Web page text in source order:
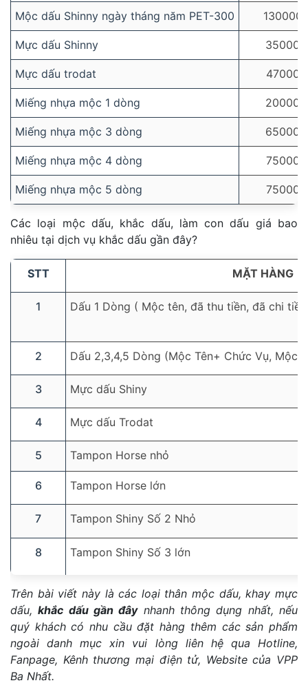
Mộc dấu Shinny ngày tháng năm PET-300 130000
Mực dấu Shinny 35000
Mực dấu trodat 47000
Miếng nhựa mộc 1 dòng 20000
Miếng nhựa mộc 3 dòng 65000
Miếng nhựa mộc 4 dòng 75000
Miếng nhựa mộc 5 dòng 75000
Các loại mộc dấu, khắc dấu, làm con dấu giá bao
nhiêu tại dịch vụ khắc dấu gần đây?
STT MẶT HÀNG
1 Dấu 1 Dòng ( Mộc tên, đã thu tiền, đã chi
2 Dấu 2,3,4,5 Dòng (Mộc Tên+ Chức Vụ, Mộc
3 Mực dấu Shiny
4 Mực dấu Trodat
5 Tampon Horse nhỏ
6 Tampon Horse lớn
7 Tampon Shiny Số 2 Nhỏ
8 Tampon Shiny Số 3 lớn
Trên bài viết này là các loại thân mộc dấu, khay mực
dấu,khắc dấu gần đâynhanh thông dụng nhất, nếu
quý khách có nhu cầu đặt hàng thêm các sản phẩm
ngoài danh mục xin vui lòng liên hệ qua Hotline,
Fanpage, Kênh thương mại điện tử, Website của VPP
Ba Nhất.